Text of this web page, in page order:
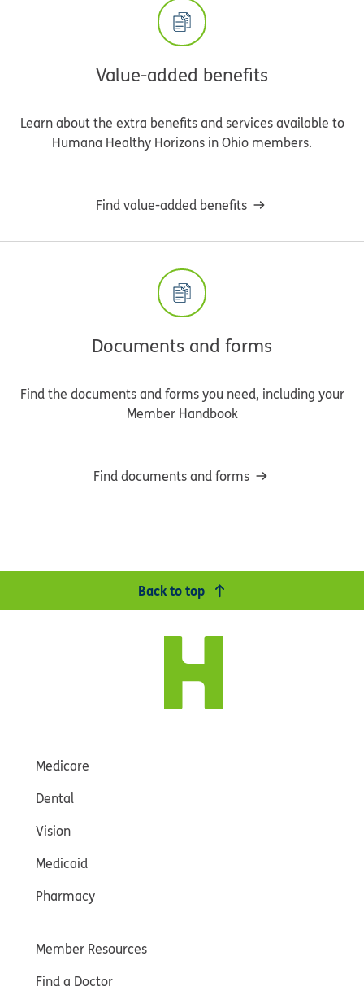
Value-added benefits
Learn about the extra benefits and services available to
Humana Healthy Horizons in Ohio members.
Find value-added benefits
Documents and forms
Find the documents and forms you need, including your
Member Handbook
Find documents and forms
Back to top
Medicare
Dental
Vision
Medicaid
Pharmacy
Member Resources
Find a Doctor